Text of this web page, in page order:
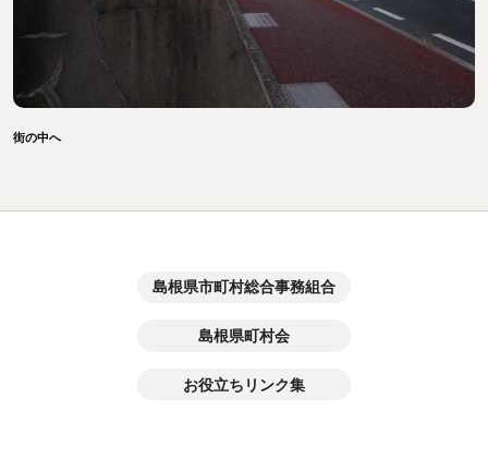
街の中へ
島根県市町村総合事務組合
島根県町村会
お役立ちリンク集